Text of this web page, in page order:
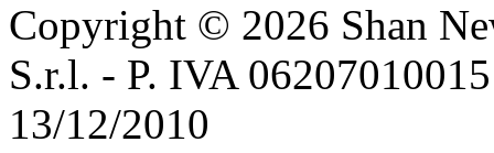
Copyright © 2026 Shan
S.r.l. - P. IVA
13/12/2010